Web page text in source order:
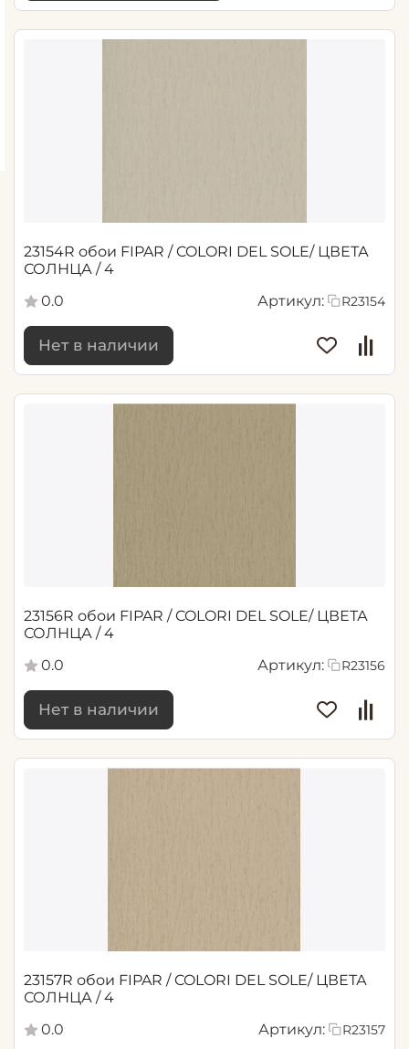
23154R обои FIPAR / COLORI DEL SOLE/ ЦВЕТА
СОЛНЦА / 4
0.0
Артикул: R23154
Нет в наличии
23156R обои FIPAR / COLORI DEL SOLE/ ЦВЕТА
СОЛНЦА / 4
0.0
Артикул: R23156
Нет в наличии
23157R обои FIPAR / COLORI DEL SOLE/ ЦВЕТА
СОЛНЦА / 4
0.0
Артикул: R23157